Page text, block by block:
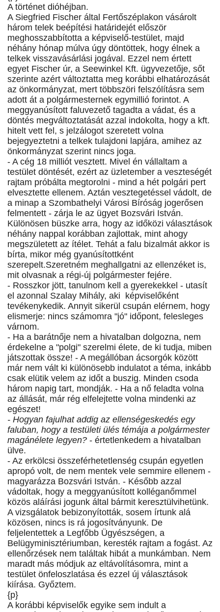
A történet dióhéjban.
A Siegfried Fischer által Fertőszéplakon vásárolt
három telek beépítési határidejét először
meghosszabbította a képviselő-testület, majd
néhány hónap múlva úgy döntöttek, hogy élnek a
telkek visszavásárlási jogával. Ezzel nem értett
egyet Fischer úr, a Seewinkel Kft. ügyvezetője, sőt
szerinte azért változtatta meg korábbi elhatározását
az önkormányzat, mert többszöri felszólításra sem
adott át a polgármesternek egymillió forintot. A
meggyanúsított faluvezető tagadta a vádat, és a
döntés megváltoztatását azzal indokolta, hogy a kft.
hitelt vett fel, s jelzálogot szeretett volna
bejegyeztetni a telkek tulajdoni lapjára, amihez az
önkormányzat szerint nincs joga.
- A cég 18 milliót vesztett. Mivel én vállaltam a
testület döntését, ezért az üzletember a veszteségét
rajtam próbálta megtorolni - mind a hét polgári pert
elvesztette ellenem. Aztán vesztegetéssel vádolt, de
a minap a Szombathelyi Városi Bíróság jogerősen
felmentett - zárja le az ügyet Bozsvári István.
Különösen büszke arra, hogy az időközi választások
néhány nappal korábban zajlottak, mint ahogy
megszületett az ítélet. Tehát a falu bizalmát akkor is
bírta, mikor még gyanúsítottként
szerepelt.Szeretném meghallgatni az ellenzéket is,
mit olvasnak a régi-új polgármester fejére.
- Rosszkor jött, tanulnom kell a gyerekekkel - utasít
el azonnal Szalay Mihály, aki képviselőként
tevékenykedik. Annyit sikerül csupán elérnem, hogy
elismerje: nincs számomra "jó" időpont, felesleges
várnom.
- Ha a barátnője nem a hivatalban dolgozna, nem
érdekelne a "polgi" szerelmi élete, de ki tudja, miben
játszottak össze! - A megállóban ácsorgók között
már nem vált ki különösebb indulatot a téma, inkább
csak elütik velem az időt a buszig. Minden csoda
három napig tart, mondják. - Ha a nő feladta volna
az állását, már rég elfelejtette volna mindenki az
egészet!
- Hogyan fajulhat addig az ellenségeskedés egy
faluban, hogy a testületi ülés témája a polgármester
magánélete legyen? - értetlenkedem a hivatalban
ülve.
- Az erkölcsi összeférhetetlenség csupán egyetlen
apropó volt, de nem mentek vele semmire ellenem -
magyarázza Bozsvári István. - Később azzal
vádoltak, hogy a meggyanúsított kolléganőmmel
közös aláírási jogunk által bármit keresztülvihetünk.
A vizsgálatok bebizonyították, sosem írtunk alá
közösen, nincs is rá jogosítványunk. De
feljelentettek a Legfőbb Ügyészségen, a
Belügyminisztériumban, keresték rajtam a fogást. Az
ellenőrzések nem találtak hibát a munkámban. Nem
maradt más módjuk az eltávolításomra, mint a
testület önfeloszlatása és ezzel új választások
kiírása. Győztem.
{p}
A korábbi képviselők egyike sem indult a